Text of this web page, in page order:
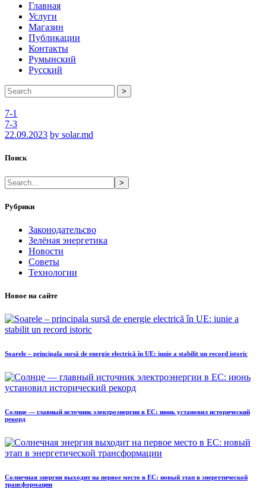
Главная
Услуги
Магазин
Публикации
Контакты
Румынский
Русский
>
7-1
7-3
22.09.2023 by solar.md
Поиск
>
Рубрики
Законодательсво
Зелёная энергетика
Новости
Советы
Технологии
Новое на сайте
Soarele – principala sursă de energie electrică în UE: iunie a stabilit un record istoric
Солнце — главный источник электроэнергии в ЕС: июнь установил исторический
рекорд
Солнечная энергия выходит на первое место в ЕС: новый этап в энергетической
трансформации